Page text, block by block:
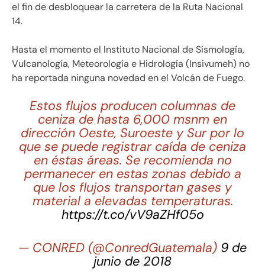
el fin de desbloquear la carretera de la Ruta Nacional
14.
Hasta el momento el Instituto Nacional de Sismología,
Vulcanología, Meteorología e Hidrología (Insivumeh) no
ha reportada ninguna novedad en el Volcán de Fuego.
Estos flujos producen columnas de
ceniza de hasta 6,000 msnm en
dirección Oeste, Suroeste y Sur por lo
que se puede registrar caída de ceniza
en éstas áreas. Se recomienda no
permanecer en estas zonas debido a
que los flujos transportan gases y
material a elevadas temperaturas.
https://t.co/vV9aZHf05o
— CONRED (@ConredGuatemala) 9 de
junio de 2018